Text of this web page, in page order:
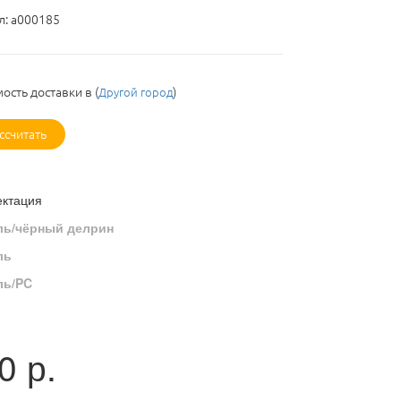
a000185
доставки в (Другой город)
чёрный делрин
PC
р.